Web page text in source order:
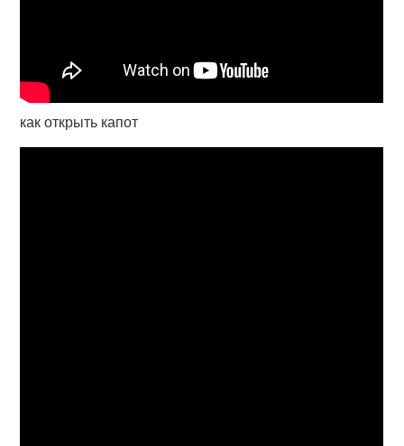
как открыть капот